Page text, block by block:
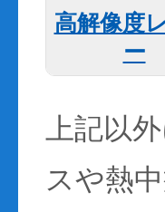
高解像度
ー
上記以
スや熱